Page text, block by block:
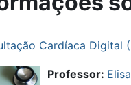
Cardíaca Digital
Professor: